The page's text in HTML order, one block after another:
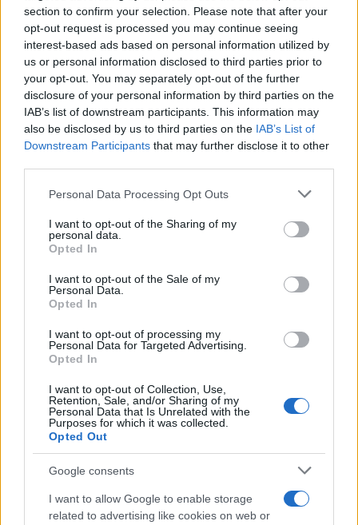
section to confirm your selection. Please note that after your
opt-out request is processed you may continue seeing
interest-based ads based on personal information utilized by
us or personal information disclosed to third parties prior to
your opt-out. You may separately opt-out of the further
disclosure of your personal information by third parties on the
IAB’s list of downstream participants. This information may
also be disclosed by us to third parties on the IAB’s List of
Downstream Participants that may further disclose it to other
Please note that this website/app uses one or more Google
not limited to your visit or usage behaviour. You may click to
grant or deny consent to Google and its third-party tags to
use your data for below specified purposes in below Google
consent section.
Personal Data Processing Opt Outs
I want to opt-out of the Sharing of my
personal data.
Opted In
I want to opt-out of the Sale of my
Personal Data.
Opted In
I want to opt-out of processing my
Personal Data for Targeted Advertising.
Opted In
I want to opt-out of Collection, Use,
Retention, Sale, and/or Sharing of my
Personal Data that Is Unrelated with the
Purposes for which it was collected.
Opted Out
Google consents
I want to allow Google to enable storage
related to advertising like cookies on web or
Το FIAT 500 Hybrid τώρα
από 18.990 ευρώ
Ατρόμητος και Novibet
συνεχίζουν μαζί: Ανανέωση
το 2028
18η συνεχόμενη χρονιά για τον ΟΤΕ στη διεθνή σειρά
δεικτών FTSE4Good
Alpha Bank: Για πρώτη φορά το Αρχαίο Θέατρο Επιδαύρου
άνοιξε τις πύλες του σε όλους